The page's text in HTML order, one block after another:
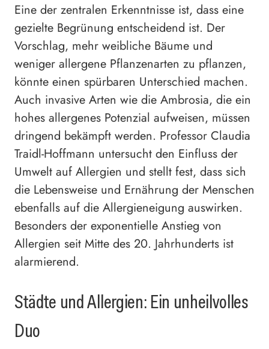
Eine der zentralen Erkenntnisse ist, dass eine
gezielte Begrünung entscheidend ist. Der
Vorschlag, mehr weibliche Bäume und
weniger allergene Pflanzenarten zu pflanzen,
könnte einen spürbaren Unterschied machen.
Auch invasive Arten wie die Ambrosia, die ein
hohes allergenes Potenzial aufweisen, müssen
dringend bekämpft werden. Professor Claudia
Traidl-Hoffmann untersucht den Einfluss der
Umwelt auf Allergien und stellt fest, dass sich
die Lebensweise und Ernährung der Menschen
ebenfalls auf die Allergieneigung auswirken.
Besonders der exponentielle Anstieg von
Allergien seit Mitte des 20. Jahrhunderts ist
alarmierend.
Städte und Allergien: Ein unheilvolles
Duo